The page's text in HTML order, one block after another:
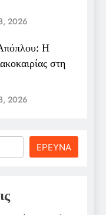
2026
Η
στη
2026
ΕΡΕΥΝΑ